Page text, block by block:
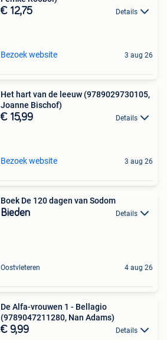
€ 12,75 Details
Bezoek website 3 aug 26
Het hart van de leeuw (9789029730105,
Joanne Bischof)
€ 15,99 Details
Bezoek website 3 aug 26
Boek De 120 dagen van Sodom
Bieden Details
Oostvleteren 4 aug 26
De Alfa-vrouwen 1 - Bellagio
(9789047211280, Nan Adams)
€ 9,99 Details